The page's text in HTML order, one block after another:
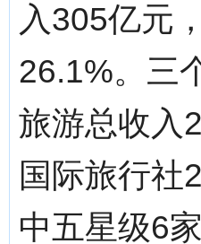
入305亿元
26.1%。三
旅游总收入
国际旅行社
中五星级6